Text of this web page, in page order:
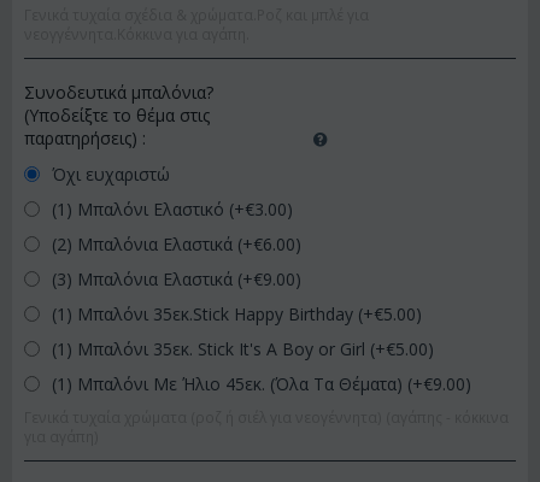
Συνοδευτικά μπαλόνια?
(Υποδείξτε το θέμα στις
παρατηρήσεις) :
Όχι ευχαριστώ
(1) Μπαλόνι Ελαστικό (+€3.00)
(2) Μπαλόνια Ελαστικά (+€6.00)
(3) Μπαλόνια Ελαστικά (+€9.00)
(1) Μπαλόνι 35εκ.Stick Happy Birthday (+€5.00)
(1) Μπαλόνι 35εκ. Stick It's A Boy or Girl (+€5.00)
(1) Μπαλόνι Με Ήλιο 45εκ. (Όλα Τα Θέματα) (+€9.00)